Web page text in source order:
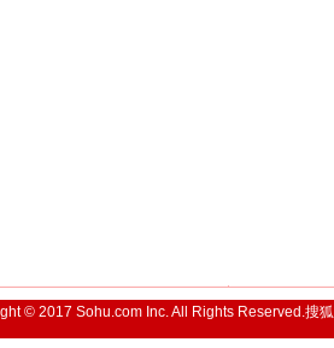
© 2017 Sohu.com Inc. All Rights Reserved.搜